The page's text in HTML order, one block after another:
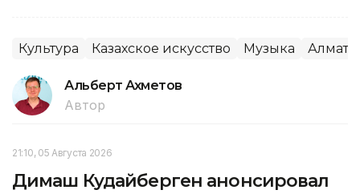
Культура Казахское искусство Музыка Алматы
Альберт Ахметов
Автор
21:10, 05 Августа 2026
Димаш Кудайберген анонсировал